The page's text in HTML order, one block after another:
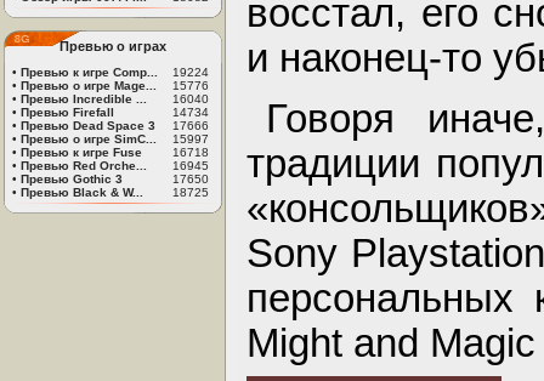
Превью о играх
• Превью к игре Comp...
19224
• Превью о игре Mage...
15776
• Превью Incredible ...
16040
• Превью Firefall
14734
• Превью Dead Space 3
17666
• Превью о игре SimC...
15997
• Превью к игре Fuse
16718
• Превью Red Orche...
16945
• Превью Gothic 3
17650
• Превью Black & W... 18725
восстал, его
и наконец-то
Говоря
традиции
Sony
персональных
Might and Magic